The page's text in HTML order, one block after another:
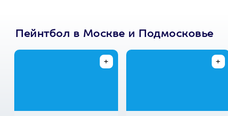
Пейнтбол в Москве и Подмосковье